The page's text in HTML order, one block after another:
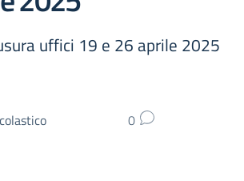
uffici 19 e 26 aprile 2025
0